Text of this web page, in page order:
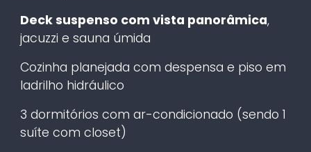
Deck suspenso com vista panorâmica,
jacuzzi e sauna úmida
Cozinha planejada com despensa e piso em
ladrilho hidráulico
3 dormitórios com ar-condicionado (sendo 1
suíte com closet)